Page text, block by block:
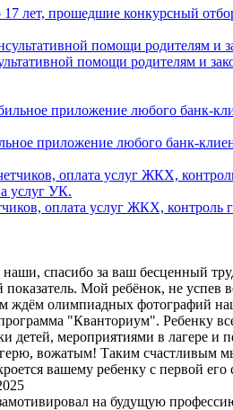
лет, прошедшие конкурсный
помощи родителям и
приложение любого банк-
оплата услуг ЖКХ, контроль
спасибо за ваш бесценный
Мой ребёнок, не успев
ждём олимпиадных фотографий
"Кванториум". Ребенку
мероприятиями в лагере и
вожатым! Таким счастливым
вашему ребенку с первой
на будущую